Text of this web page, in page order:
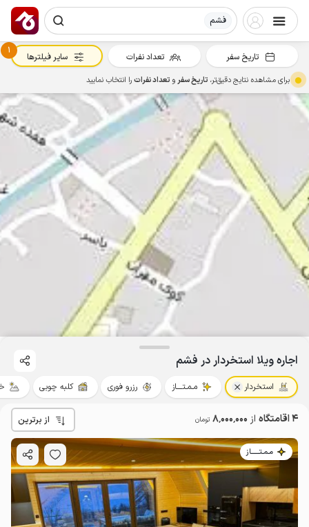
فشم
اجاره ویلا استخردار در فشم
استخردار مـمـتــــاز رزرو فوری کلبه چوبی
4 اقامتگاه از 8٬000٬000 تومان از برترین
مـمـتــــــاز
تاریخ سفر تعداد نفرات
1
سایر فیلترها
برای مشاهده نتایج دقیق‌تر، تاریخ سفرو تعداد نفراترا انتخاب نمایید